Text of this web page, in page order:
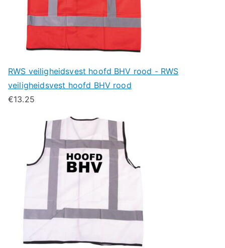
RWS veiligheidsvest hoofd BHV rood - RWS
veiligheidsvest hoofd BHV rood
€13.25